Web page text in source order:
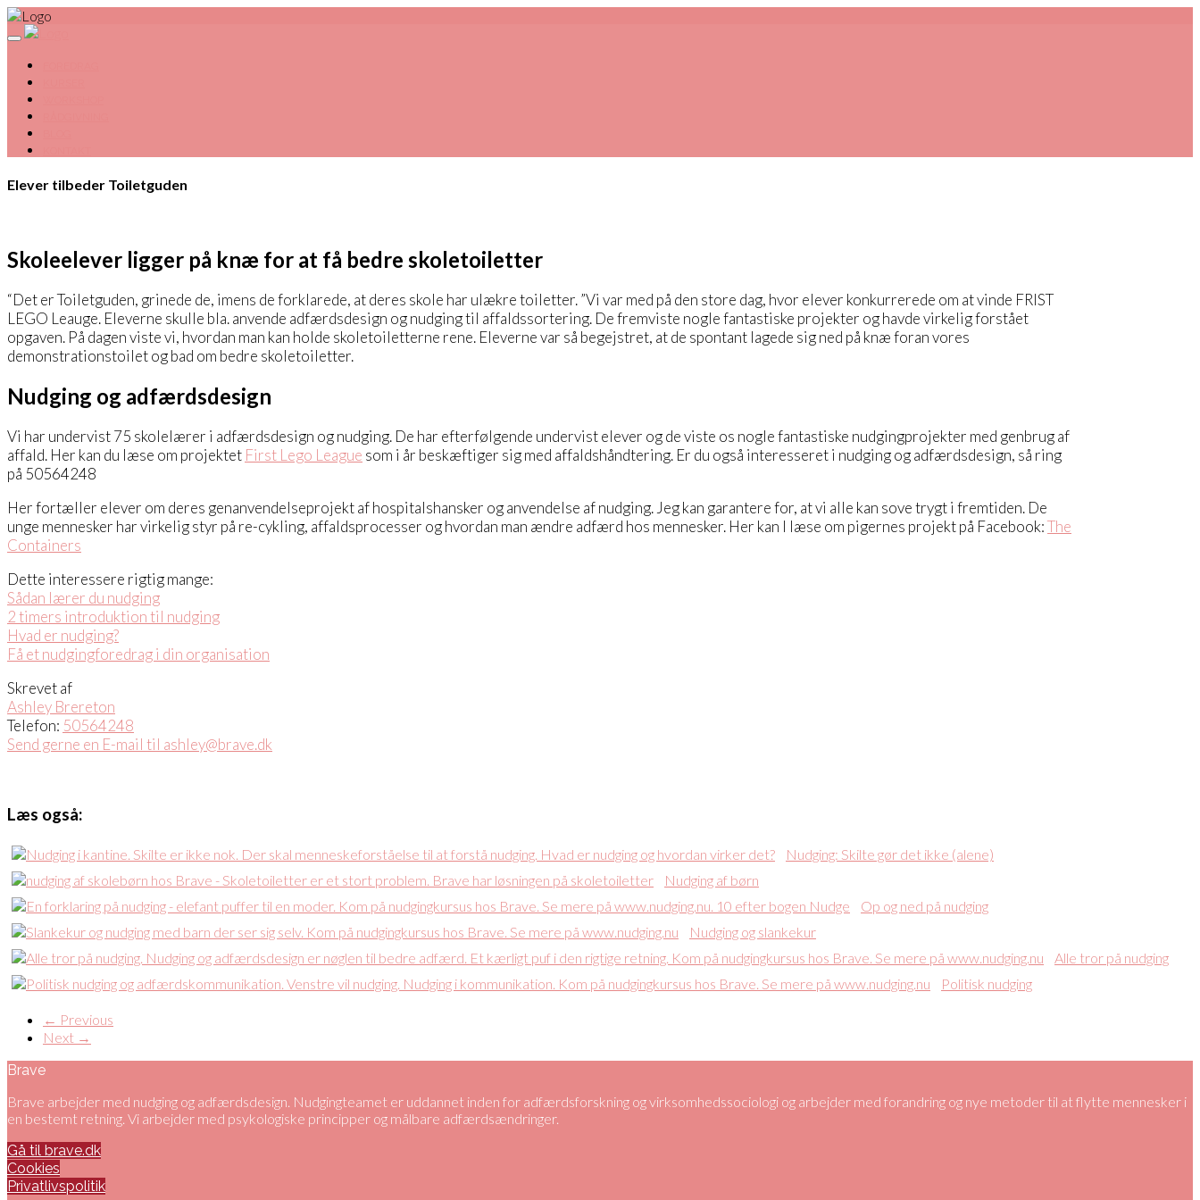
Elever tilbeder Toiletguden
Skoleelever ligger på knæ for at få bedre skoletoiletter
“Det er Toiletguden, grinede de, imens de forklarede, at deres skole har ulækre toiletter. ”Vi var med på den store dag, hvor elever konkurrerede om at vinde FRIST
LEGO Leauge. Eleverne skulle bla. anvende adfærdsdesign og nudging til affaldssortering. De fremviste nogle fantastiske projekter og havde virkelig forstået
opgaven. På dagen viste vi, hvordan man kan holde skoletoiletterne rene. Eleverne var så begejstret, at de spontant lagede sig ned på knæ foran vores
demonstrationstoilet og bad om bedre skoletoiletter.
Nudging og adfærdsdesign
Vi har undervist 75 skolelærer i adfærdsdesign og nudging. De har efterfølgende undervist elever og de viste os nogle fantastiske nudgingprojekter med genbrug af
affald. Her kan du læse om projektet First Lego League som i år beskæftiger sig med affaldshåndtering. Er du også interesseret i nudging og adfærdsdesign, så ring
på 50564248
Her fortæller elever om deres genanvendelseprojekt af hospitalshansker og anvendelse af nudging. Jeg kan garantere for, at vi alle kan sove trygt i fremtiden. De
unge mennesker har virkelig styr på re-cykling, affaldsprocesser og hvordan man ændre adfærd hos mennesker. Her kan I læse om pigernes projekt på Facebook:The
Containers
Dette interessere rigtig mange:
Sådan lærer du nudging
2 timers introduktion til nudging
Hvad er nudging?
Få et nudgingforedrag i din organisation
Skrevet af
Ashley Brereton
Telefon: 50564248
Send gerne en E-mail til ashley@brave.dk
Læs også:
Nudging: Skilte gør det ikke (alene)
Nudging af børn
Op og ned på nudging
Nudging og slankekur
Alle tror på nudging
Politisk nudging
← Previous
Next →
Brave
Brave arbejder med nudging og adfærdsdesign. Nudgingteamet er uddannet inden for adfærdsforskning og virksomhedssociologi og arbejder med forandring og nye metoder til at flytte mennesker i
en bestemt retning. Vi arbejder med psykologiske principper og målbare adfærdsændringer.
Gå til brave.dk
Cookies
Privatlivspolitik